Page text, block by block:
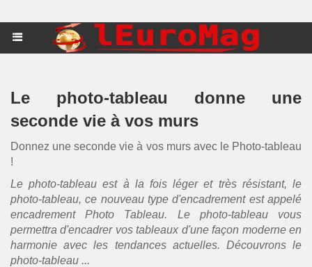
Le photo-tableau donne une
seconde vie à vos murs
Donnez une seconde vie à vos murs avec le Photo-tableau
!
Le photo-tableau est à la fois léger et très résistant, le
photo-tableau, ce nouveau type d'encadrement est appelé
encadrement Photo Tableau. Le photo-tableau vous
permettra d'encadrer vos tableaux d'une façon moderne en
harmonie avec les tendances actuelles. Découvrons le
photo-tableau ...